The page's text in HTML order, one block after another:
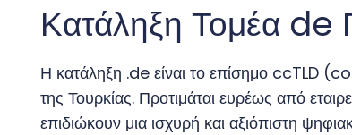
Κατάληξη Τομέα de
Η κατάληξη .de είναι το επίσημο
της Τουρκίας. Προτιμάται ευρέως από
επιδιώκουν μια ισχυρή και αξιόπιστη